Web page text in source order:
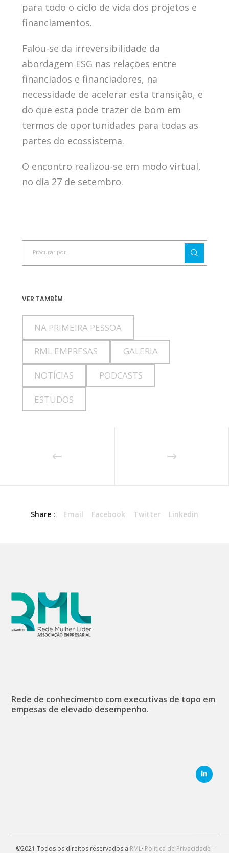
para todo o ciclo de vida dos projetos e
financiamentos.
Falou-se da irreversibilidade da
abordagem ESG nas relações entre
financiados e financiadores, na
necessidade de acelerar esta transição, e
do que esta pode trazer de bom em
termos de oportunidades para todas as
partes do ecossistema.
O encontro realizou-se em modo virtual,
no dia 27 de setembro.
VER TAMBÉM
NA PRIMEIRA PESSOA
RML EMPRESAS GALERIA
NOTÍCIAS PODCASTS
ESTUDOS
Share : Email Facebook Twitter Linkedin
Rede de conhecimento com executivas de topo em
empesas de elevado desempenho.
©2021 Todos os direitos reservados a RML· Politica de Privacidade ·